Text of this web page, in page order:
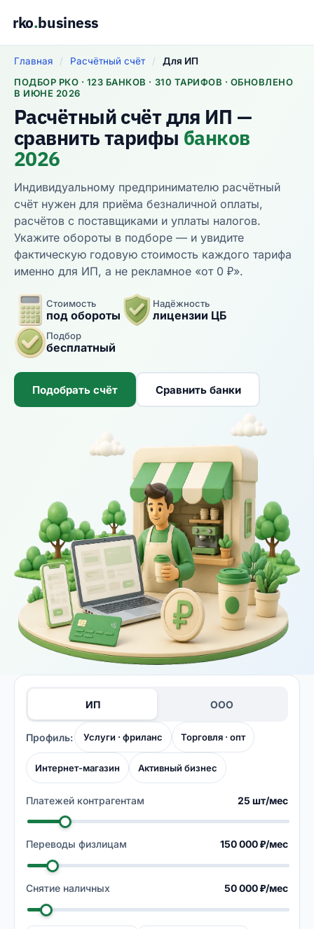
rko.business
Главная / Расчётный счёт /
Для ИП
ПОДБОР РКО · 123 БАНКОВ · 310 ТАРИФОВ · ОБНОВЛЕНО
В ИЮНЕ 2026
Расчётный счёт для ИП —
сравнить тарифы банков
2026
Индивидуальному предпринимателю расчётный
счёт нужен для приёма безналичной оплаты,
расчётов с поставщиками и уплаты налогов.
Укажите обороты в подборе — и увидите
фактическую годовую стоимость каждого тарифа
именно для ИП, а не рекламное «от 0 ₽».
Стоимость
под обороты
Надёжность
лицензии ЦБ
Подбор
бесплатный
Подобрать счёт Сравнить банки
ИП ООО
Профиль: Услуги · фриланс Торговля · опт
Интернет-магазин Активный бизнес
Платежей контрагентам 25 шт/мес
Переводы физлицам 150 000 ₽/мес
Снятие наличных 50 000 ₽/мес